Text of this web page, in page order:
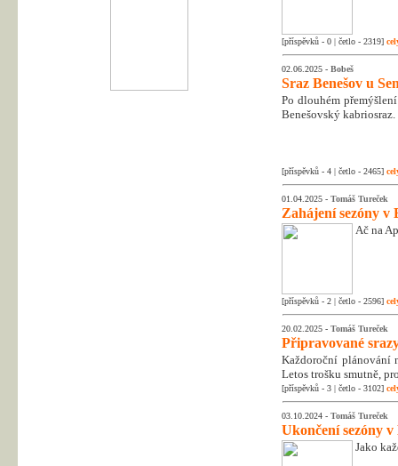
[příspěvků - 0 | četlo - 2319]
02.06.2025 - Bobeš
Sraz Benešov u
Po dlouhém
Benešovský kabriosraz.
[příspěvků - 4 | četlo - 2465]
01.04.2025 - Tomáš Tureček
Zahájení sezóny v
Ač na
[příspěvků - 2 | četlo - 2596]
20.02.2025 - Tomáš Tureček
Připravované
Každoroční plánování
Letos trošku smutně,
[příspěvků - 3 | četlo - 3102]
03.10.2024 - Tomáš Tureček
Ukončení sezóny v
Jako